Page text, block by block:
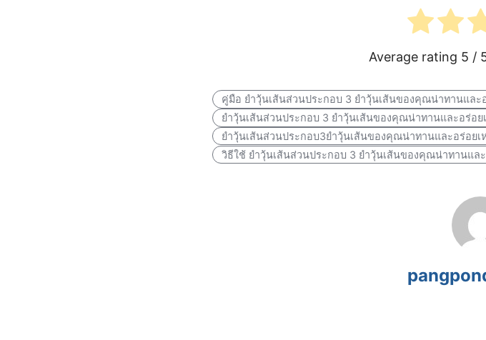
Average rating 5 /
คู่มือ ยําวุ้นเส้นส่วนประกอบ 3 ยำวุ้นเส้นของคุณน่าทานและ
ยําวุ้นเส้นส่วนประกอบ 3 ยำวุ้นเส้นของคุณน่าทานและอร่อย
ยําวุ้นเส้นส่วนประกอบ3ยำวุ้นเส้นของคุณน่าทานและอร่อยเ
วิธีใช้ ยําวุ้นเส้นส่วนประกอบ 3 ยำวุ้นเส้นของคุณน่าทานแล